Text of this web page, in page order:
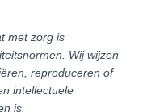
met zorg is
Wij wijzen
reproduceren of
intellectuele
is.